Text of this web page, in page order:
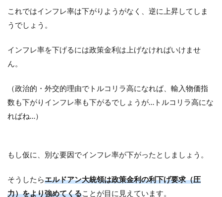
これではインフレ率は下がりようがなく、逆に上昇してしま
うでしょう。
インフレ率を下げるには政策金利は上げなければいけませ
ん。
（政治的・外交的理由でトルコリラ高になれば、輸入物価指
数も下がりインフレ率も下がるでしょうが…トルコリラ高にな
ればね…）
もし仮に、別な要因でインフレ率が下がったとしましょう。
そうしたらエルドアン大統領は政策金利の利下げ要求（圧
力）をより強めてくることが目に見えています。